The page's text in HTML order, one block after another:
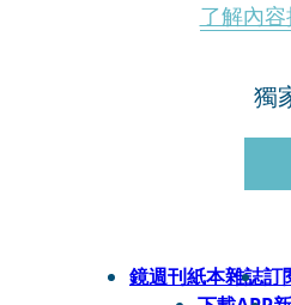
了解內
獨
鏡週刊紙本雜誌訂